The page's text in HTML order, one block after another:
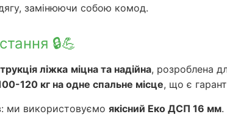
замінюючи собою комод.
🔒💪
ліжка міцна та надійна, розроблена
120 кг на одне спальне місце, що є
ми використовуємо якісний Еко ДСП 16 мм.